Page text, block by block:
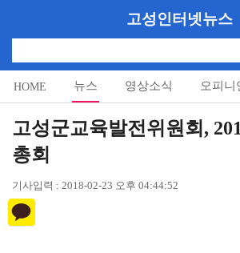
고성인터넷뉴스
HOME 뉴스 영상소식 오피니
알림마당
고성군교육발전위원회,
총회
기사입력 : 2018-02-23 오후 04:44:52